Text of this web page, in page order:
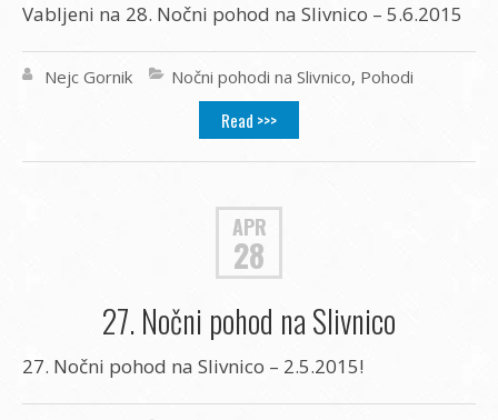
Vabljeni na 28. Nočni pohod na Slivnico – 5.6.2015
Nejc Gornik Nočni pohodi na Slivnico, Pohodi
Read >>>
APR
28
27. Nočni pohod na Slivnico
27. Nočni pohod na Slivnico – 2.5.2015!